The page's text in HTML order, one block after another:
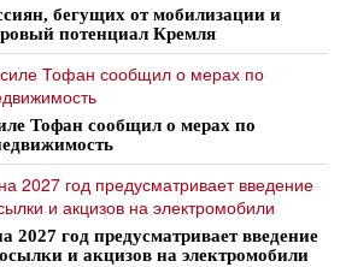
бегущих от мобилизации и
потенциал Кремля
Тофан сообщил о мерах по
2027 год предусматривает введение
и акцизов на электромобили